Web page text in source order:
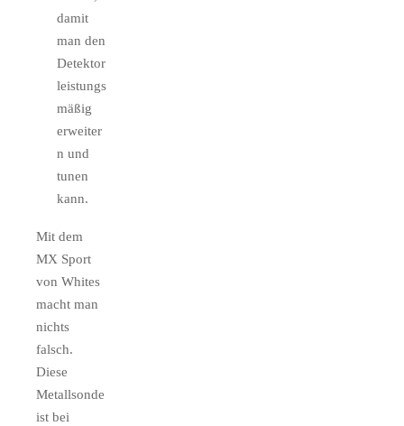
damit
man den
Detektor
leistungs
mäßig
erweiter
n und
tunen
kann.
Mit dem
MX Sport
von Whites
macht man
nichts
falsch.
Diese
Metallsonde
ist bei